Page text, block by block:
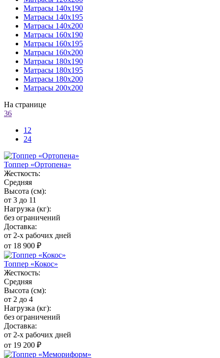
Матрасы 140х190
Матрасы 140х195
Матрасы 140х200
Матрасы 160х190
Матрасы 160х195
Матрасы 160х200
Матрасы 180х190
Матрасы 180х195
Матрасы 180х200
Матрасы 200х200
На странице
36
12
24
Топпер «Ортопена»
Жесткость:
Средняя
Высота (см):
от 3 до 11
Нагрузка (кг):
без ограничений
Доставка:
от 2-х рабочих дней
от 18 900 ₽
Топпер «Кокос»
Жесткость:
Средняя
Высота (см):
от 2 до 4
Нагрузка (кг):
без ограничений
Доставка:
от 2-х рабочих дней
от 19 200 ₽